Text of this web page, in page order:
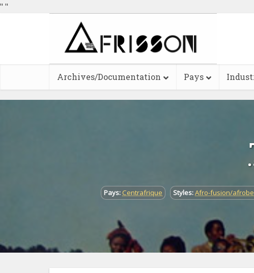
" "
Archives/Documentation Pays
Pays: Centrafrique Styles:Afro-fusion/